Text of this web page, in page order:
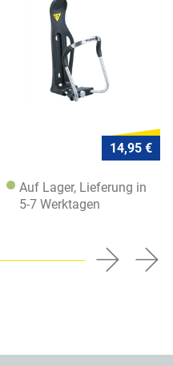
14,95 €
Auf Lager, Lieferung in
5-7 Werktagen